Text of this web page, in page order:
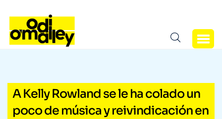
A Kelly Rowland se le ha colado un
poco de música y reivindicación en